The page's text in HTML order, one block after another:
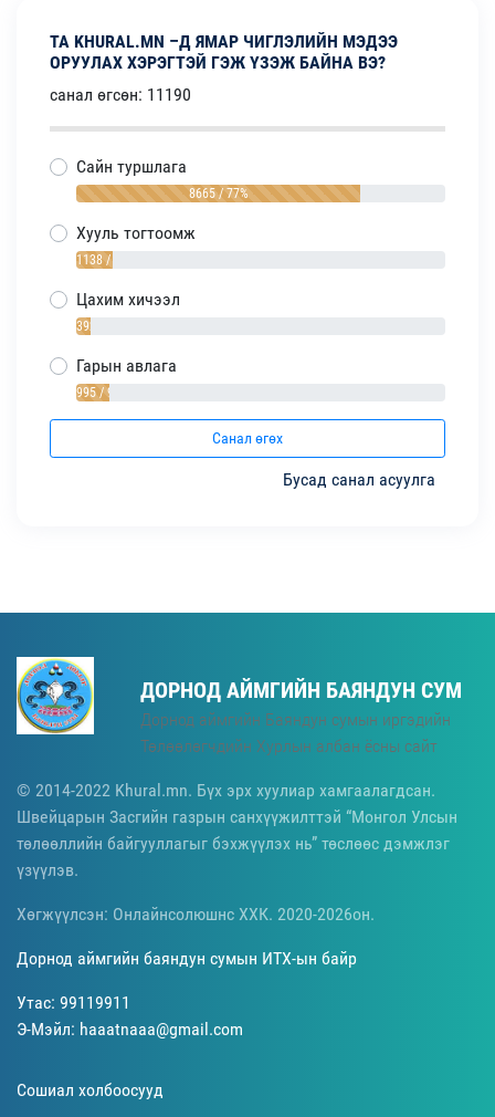
ТА KHURAL.MN –Д ЯМАР ЧИГЛЭЛИЙН МЭДЭЭ
ОРУУЛАХ ХЭРЭГТЭЙ ГЭЖ ҮЗЭЖ БАЙНА ВЭ?
санал өгсөн: 11190
Сайн туршлага
8665 / 77%
Хууль тогтоомж
1138 / 10%
Цахим хичээл
392 / 4%
Гарын авлага
995 / 9%
Санал өгөх
Бусад санал асуулга
ДОРНОД АЙМГИЙН БАЯНДУН СУМ
Дорнод аймгийн Баяндун сумын иргэдийн
Төлөөлөгчдийн Хурлын албан ёсны сайт
© 2014-2022 Khural.mn. Бүх эрх хуулиар хамгаалагдсан.
Швейцарын Засгийн газрын санхүүжилттэй “Монгол Улсын
төлөөллийн байгууллагыг бэхжүүлэх нь” төслөөс дэмжлэг
үзүүлэв.
Хөгжүүлсэн: Онлайнсолюшнс ХХК. 2020-2026он.
Дорнод аймгийн баяндун сумын ИТХ-ын байр
Утас: 99119911
Э-Мэйл: haaatnaaa@gmail.com
Сошиал холбоосууд